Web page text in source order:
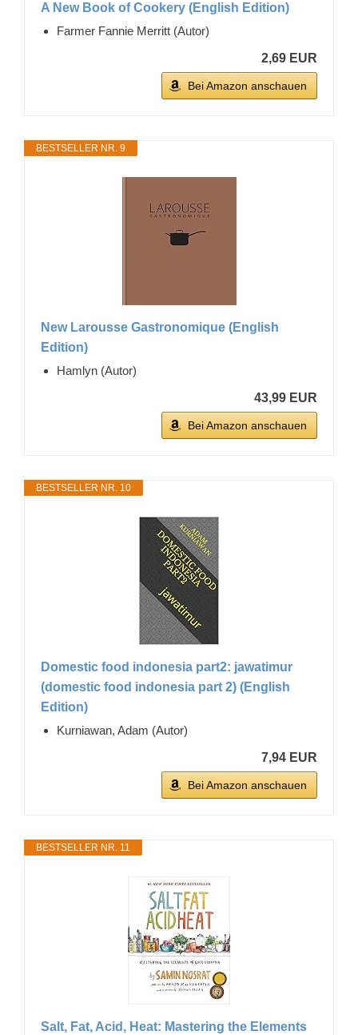
A New Book of Cookery (English Edition)
Farmer Fannie Merritt (Autor)
2,69 EUR
Bei Amazon anschauen
BESTSELLER NR. 9
New Larousse Gastronomique (English
Edition)
Hamlyn (Autor)
43,99 EUR
Bei Amazon anschauen
BESTSELLER NR. 10
Domestic food indonesia part2: jawatimur
(domestic food indonesia part 2) (English
Edition)
Kurniawan, Adam (Autor)
7,94 EUR
Bei Amazon anschauen
BESTSELLER NR. 11
Salt, Fat, Acid, Heat: Mastering the Elements